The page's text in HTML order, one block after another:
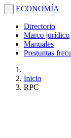
. ECONOMÍA
Directorio
Marco jurídico
Manuales
Preguntas
Inicio
RPC